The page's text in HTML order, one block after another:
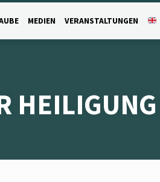
MEDIEN VERANSTALTUNGEN
HEILIGUNG